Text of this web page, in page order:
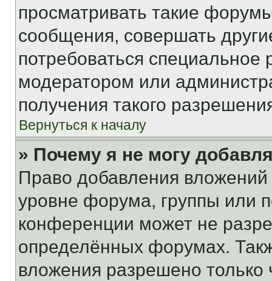
просматривать такие
сообщения, совершать
потребоваться
модератором или
получения такого
Вернуться к началу
» Почему я не могу
Право добавления
уровне форума, группы или
конференции может не
определённых форумах.
вложения разрешено